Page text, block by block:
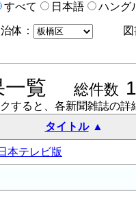
すべて 日本語 ハング
体： 図
一覧 総件数
すると、各新聞雑誌の
タイトル
本テレビ版